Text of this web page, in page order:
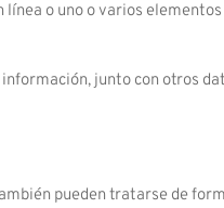
o uno o varios elementos
junto con otros
pueden tratarse de